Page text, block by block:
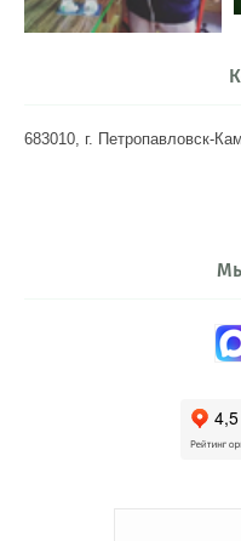
683010, г. Петропавловск-